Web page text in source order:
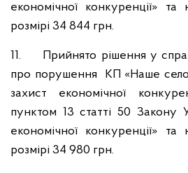
економічної конкуренції»
розмірі 34 844 грн.
11. Прийнято рішення у
про порушення КП «Наше
захист економічної
пунктом 13 статті 50 Закону
економічної конкуренції»
розмірі 34 980 грн.